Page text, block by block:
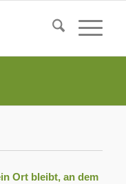
Ort bleibt, an dem